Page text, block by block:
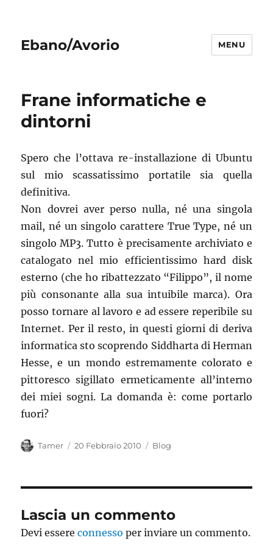
Ebano/Avorio MENU
Frane informatiche e
dintorni
Spero che l’ottava re-installazione di Ubuntu
sul mio scassatissimo portatile sia quella
definitiva.
Non dovrei aver perso nulla, né una singola
mail, né un singolo carattere True Type, né un
singolo MP3. Tutto è precisamente archiviato e
catalogato nel mio efficientissimo hard disk
esterno (che ho ribattezzato “Filippo”, il nome
più consonante alla sua intuibile marca). Ora
posso tornare al lavoro e ad essere reperibile su
Internet. Per il resto, in questi giorni di deriva
informatica sto scoprendo Siddharta di Herman
Hesse, e un mondo estremamente colorato e
pittoresco sigillato ermeticamente all’interno
dei miei sogni. La domanda è: come portarlo
fuori?
Autore
Tamer
Pubblicato
20 Febbraio 2010 Categorie
Blog
Lascia un commento
Devi essereconnesso per inviare un commento.